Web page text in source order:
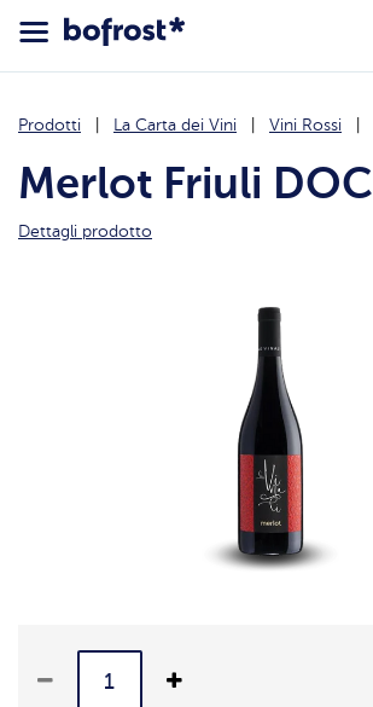
Prodotti La Carta dei Vini Vini Rossi
Merlot Friuli DOC
Dettagli prodotto